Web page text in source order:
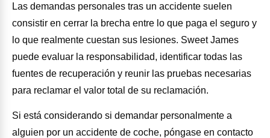
Las demandas personales tras un accidente suelen
consistir en cerrar la brecha entre lo que paga el seguro y
lo que realmente cuestan sus lesiones. Sweet James
puede evaluar la responsabilidad, identificar todas las
fuentes de recuperación y reunir las pruebas necesarias
para reclamar el valor total de su reclamación.
Si está considerando si demandar personalmente a
alguien por un accidente de coche, póngase en contacto